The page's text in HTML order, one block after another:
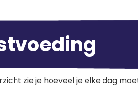
zie je hoeveel je elke dag